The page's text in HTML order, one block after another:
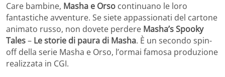
Care bambine, Masha e Orso continuano le loro
fantastiche avventure. Se siete appassionati del cartone
animato russo, non dovete perdere Masha’s Spooky
Tales– Le storie di paura di Masha. È un secondo spin-
off della serie Masha e Orso, l’ormai famosa produzione
realizzata in CGI.